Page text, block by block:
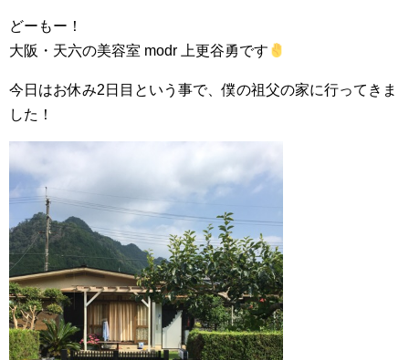
どーもー！
大阪・天六の美容室 modr 上更谷勇です
今日はお休み2日目という事で、僕の祖父の家に行ってきま
した！
お知らせ
その他